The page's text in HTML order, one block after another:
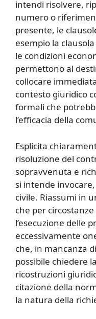
intendi risolvere,
numero o
presente, le
esempio la
le condizioni
permettono al
collocare
contesto giuridico
formali che
l’efficacia della
Esplicita
risoluzione del
sopravvenuta e
si intende invocare,
civile. Riassumi in
che per
l’esecuzione delle
eccessivamente
che, in mancanza
possibile chiedere
ricostruzioni
citazione della
la natura della